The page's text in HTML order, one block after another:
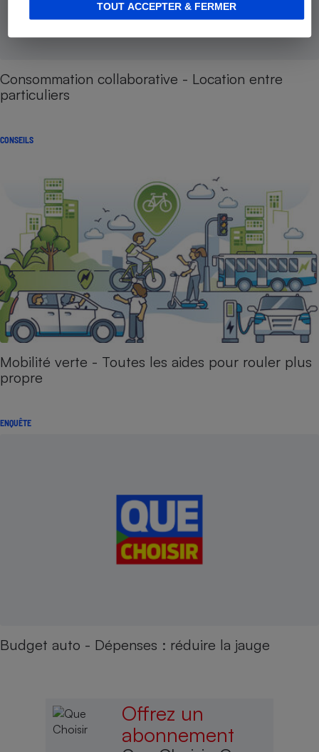
TOUT ACCEPTER & FERMER
Consommation collaborative - Location entre
particuliers
CONSEILS
Mobilité verte - Toutes les aides pour rouler plus
propre
ENQUÊTE
Budget auto - Dépenses : réduire la jauge
Offrez un
abonnement